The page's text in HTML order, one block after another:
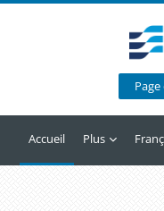
Accueil Plus